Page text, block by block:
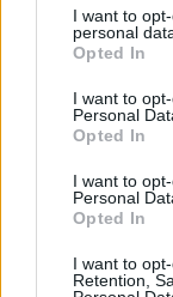
I want to
personal
Opted In
I want to
Personal
Opted In
I want to
Personal
Opted In
I want to
Retention,